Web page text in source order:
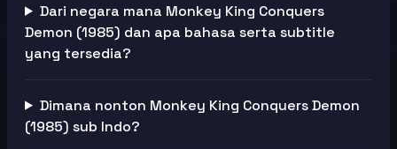
Dari negara mana Monkey King Conquers
Demon (1985) dan apa bahasa serta subtitle
yang tersedia?
Dimana nonton Monkey King Conquers Demon
(1985) sub Indo?